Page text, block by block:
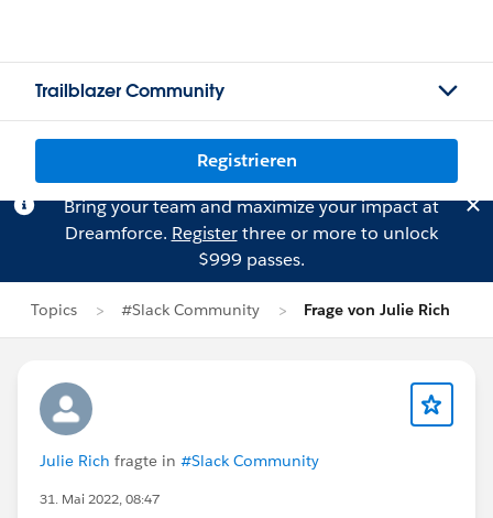
Trailblazer Community
Registrieren
Bring your team and maximize your impact at
Dreamforce. Registerthree or more to unlock
$999 passes.
Topics #Slack Community Frage von Julie Rich
Julie Rich fragte in #Slack Community
31. Mai 2022, 08:47